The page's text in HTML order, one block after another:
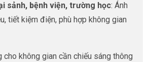
sảnh, bệnh viện, trường học: Ánh
tiết kiệm điện, phù hợp không gian
không gian cần chiếu sáng thông